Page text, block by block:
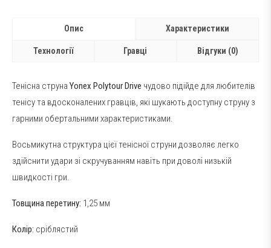
Опис Характеристики
Технології Гравці Відгуки (0)
Тенісна струна Yonex Polytour Drive чудово підійде для любителів
тенісу та вдосконалених гравців, які шукають доступну струну з
гарними обертальними характеристиками.
Восьмикутна структура цієї тенісної струни дозволяє легко
здійснити удари зі скручуванням навіть при доволі низькій
швидкості гри.
Товщина перетину: 1,25 мм
Колір: сріблястий